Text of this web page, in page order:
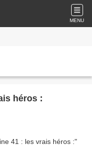
MENU
héros :